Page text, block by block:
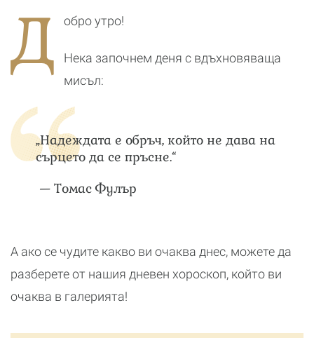
Д обро утро!
Нека започнем деня с вдъхновяваща
мисъл:
„Надеждата е обръч, който не дава на
сърцето да се пръсне.“
— Томас Фулър
А ако се чудите какво ви очаква днес, можете да
разберете от нашия дневен хороскоп, който ви
очаква в галерията!